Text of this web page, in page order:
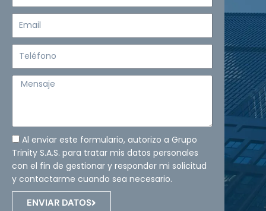
Mensaje
Al enviar este formulario, autorizo a Grupo
Trinity S.A.S. para tratar mis datos personales
con el fin de gestionar y responder mi solicitud
y contactarme cuando sea necesario.
ENVIAR DATOS